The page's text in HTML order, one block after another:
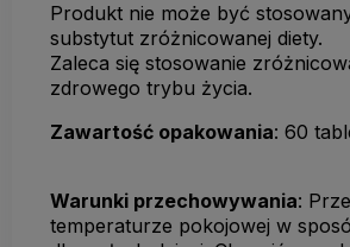
Produkt nie może być
substytut zróżnicowanej diety.
Zaleca się stosowanie
zdrowego trybu życia.
Zawartość opakowania: 60
Warunki przechowywania:
temperaturze pokojowej w